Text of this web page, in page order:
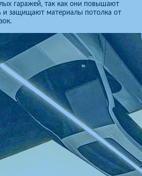
гаражей, так как они повышают
и защищают материалы потолка от